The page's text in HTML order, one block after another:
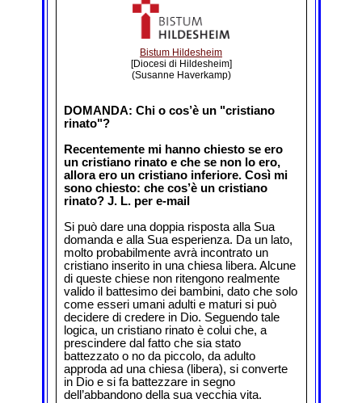
Bistum Hildesheim
[Diocesi di Hildesheim]
(Susanne Haverkamp)
DOMANDA: Chi o cos’è un "cristiano
rinato"?
Recentemente mi hanno chiesto se ero
un cristiano rinato e che se non lo ero,
allora ero un cristiano inferiore. Così mi
sono chiesto: che cos’è un cristiano
rinato? J. L. per e-mail
Si può dare una doppia risposta alla Sua
domanda e alla Sua esperienza. Da un lato,
molto probabilmente avrà incontrato un
cristiano inserito in una chiesa libera. Alcune
di queste chiese non ritengono realmente
valido il battesimo dei bambini, dato che solo
come esseri umani adulti e maturi si può
decidere di credere in Dio. Seguendo tale
logica, un cristiano rinato è colui che, a
prescindere dal fatto che sia stato
battezzato o no da piccolo, da adulto
approda ad una chiesa (libera), si converte
in Dio e si fa battezzare in segno
dell’abbandono della sua vecchia vita.